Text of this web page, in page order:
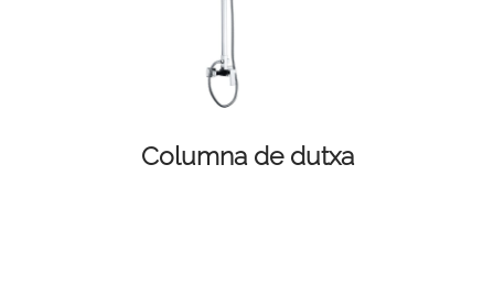
Columna de dutxa